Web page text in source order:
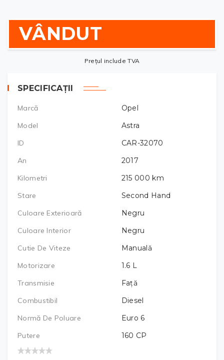
VÂNDUT
Prețul include TVA
SPECIFICAȚII
Marcă
Opel
Model
Astra
ID
CAR-32070
An
2017
Kilometri
215 000 km
Stare
Second Hand
Culoare Exterioară
Negru
Culoare Interior
Negru
Cutie De Viteze
Manuală
Motorizare
1.6 L
Transmisie
Față
Combustibil
Diesel
Normă De Poluare
Euro 6
Putere
160 CP